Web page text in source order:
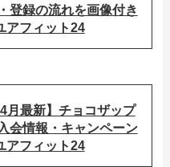
登録の流れを画像付き
アフィット24
4月最新】チョコザップ
会情報・キャンペーン
アフィット24